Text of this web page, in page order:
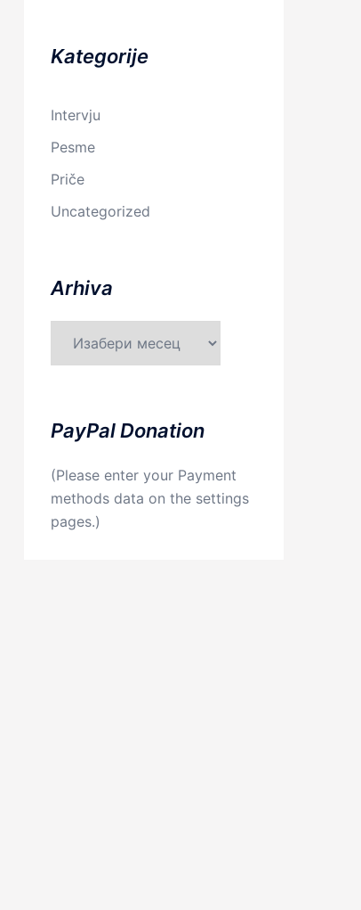
Kategorije
Intervju
Pesme
Priče
Uncategorized
Arhiva
PayPal Donation
(Please enter your Payment
methods data on the settings
pages.)